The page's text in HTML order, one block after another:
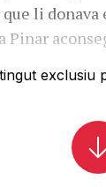
li
Pinar
exclusiu